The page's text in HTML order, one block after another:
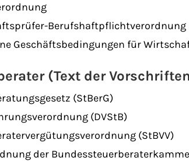
Berufshaftpflichtverordnung
Geschäftsbedingungen für
(Text der
(StBerG)
(DVStB)
(StBVV)
der